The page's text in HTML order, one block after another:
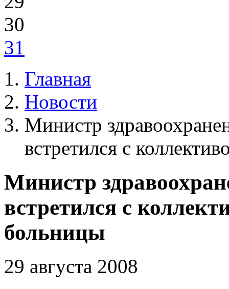
30
31
Главная
Новости
Министр
встретился с
Министр
встретился с
больницы
29 августа 2008